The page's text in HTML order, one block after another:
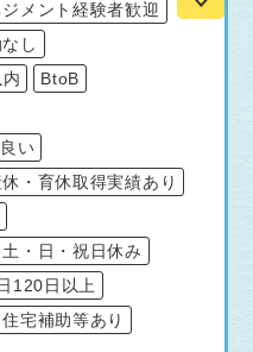
メント経験者歓迎
し
BtoB
い
休・育休取得実績あり
土・日・祝日休み
120日以上
宅補助等あり